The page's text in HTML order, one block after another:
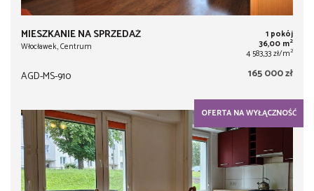
MIESZKANIE NA SPRZEDAŻ
Włocławek, Centrum
1 pokój
36,00 m2
4 583,33 zł/m2
AGD-MS-910 165 000 zł
OFERTA NA WYŁĄCZNOŚĆ